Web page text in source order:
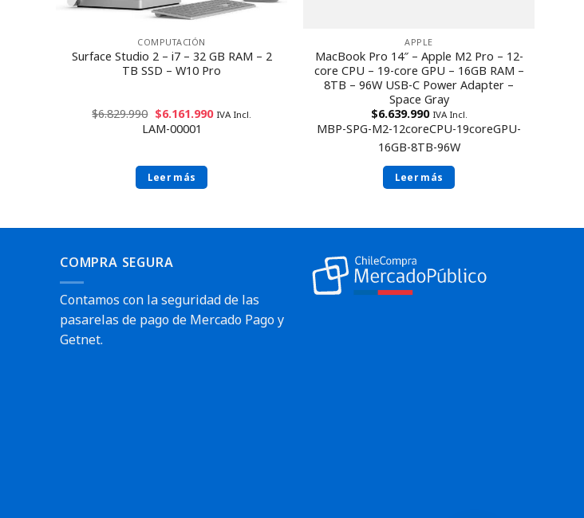
COMPUTACIÓN
Surface Studio 2 – i7 – 32 GB RAM – 2
TB SSD – W10 Pro
$6.829.990 $6.161.990 IVA Incl.
LAM-00001
Leer más
APPLE
MacBook Pro 14″ – Apple M2 Pro – 12-
core CPU – 19-core GPU – 16GB RAM –
8TB – 96W USB-C Power Adapter –
Space Gray
$6.639.990 IVA Incl.
MBP-SPG-M2-12coreCPU-19coreGPU-
16GB-8TB-96W
Leer más
COMPRA SEGURA
Contamos con la seguridad de las
pasarelas de pago de Mercado Pago y
Getnet.